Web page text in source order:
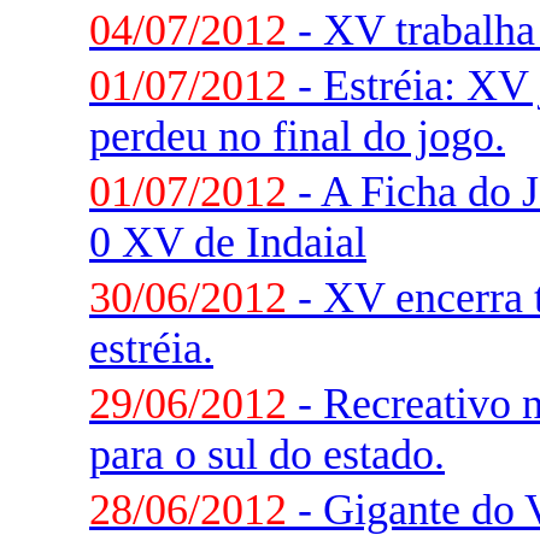
04/07/2012 - XV trabalha
01/07/2012 - Estréia: XV
perdeu no final do jogo.
01/07/2012 - A Ficha do
0 XV de Indaial
30/06/2012 - XV encerra
estréia.
29/06/2012 - Recreativo
para o sul do estado.
28/06/2012 - Gigante do